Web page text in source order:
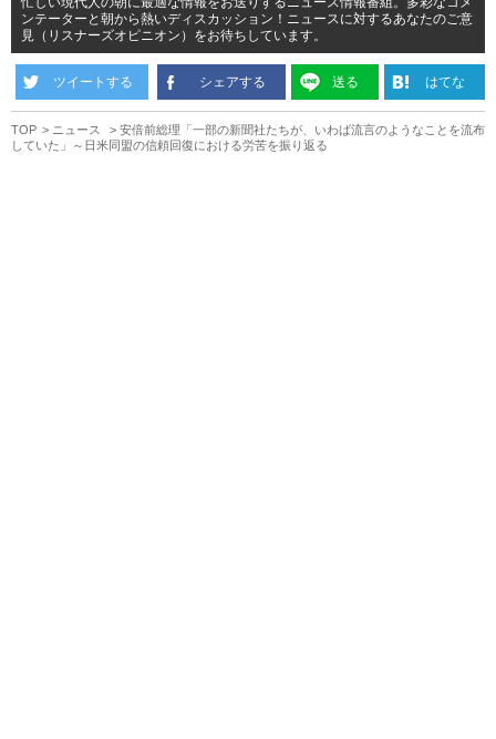
ンテーターと朝から熱いディスカッション！ニュースに対するあなたのご意
見（リスナーズオピニオン）をお待ちしています。
ツイートする シェアする 送る はてな
TOP ニュース
安倍前総理「一部の新聞社たちが、いわば流言のようなことを流布
していた」～日米同盟の信頼回復における労苦を振り返る